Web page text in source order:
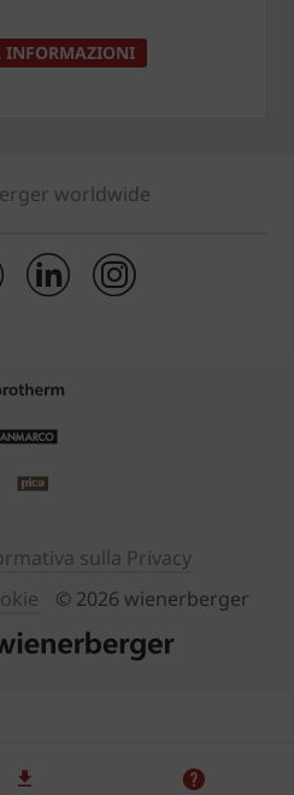
INFORMAZIONI
worldwide
sulla Privacy
© 2026 wienerberger